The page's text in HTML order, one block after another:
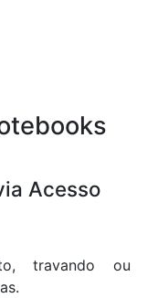
Acesso
travando ou